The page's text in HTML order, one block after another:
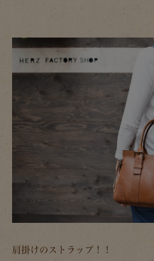
肩掛けのストラップ！！